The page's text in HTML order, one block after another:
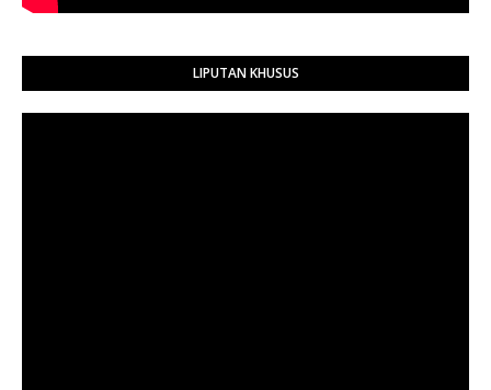
LIPUTAN KHUSUS